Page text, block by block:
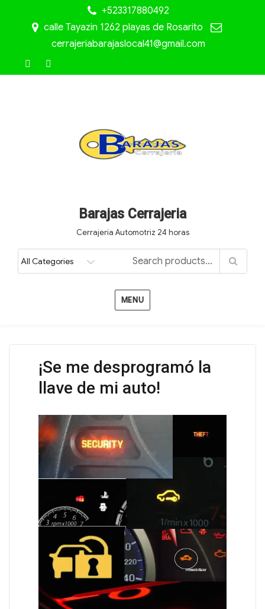
+523317880492
calle Tayazin 1262 playas de Rosarito
cerrajeriabarajaslocal41@gmail.com
Barajas Cerrajeria
Cerrajería Automotriz 24 horas
MENU
¡Se me desprogramó la
llave de mi auto!